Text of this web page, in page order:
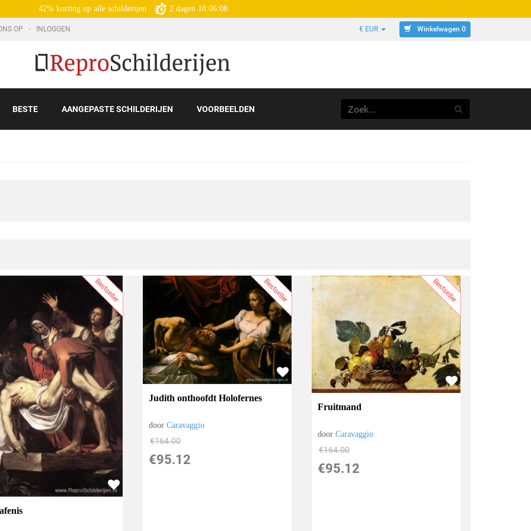
42% korting op alle schilderijen 2 dagen 18:06:06
OP INLOGGEN € EUR Winkelwagen 0
BESTE AANGEPASTE SCHILDERIJEN VOORBEELDEN
Bestseller Bestseller
Judith onthoofdt Holofernes
doorCaravaggio
€164.00
€95.12
Bestseller
Fruitmand
doorCaravaggio
€164.00
€95.12